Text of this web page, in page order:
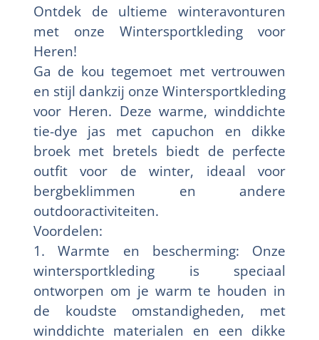
Ontdek de ultieme winteravonturen
met onze Wintersportkleding voor
Heren!
Ga de kou tegemoet met vertrouwen
en stijl dankzij onze Wintersportkleding
voor Heren. Deze warme, winddichte
tie-dye jas met capuchon en dikke
broek met bretels biedt de perfecte
outfit voor de winter, ideaal voor
bergbeklimmen en andere
outdooractiviteiten.
Voordelen:
1. Warmte en bescherming: Onze
wintersportkleding is speciaal
ontworpen om je warm te houden in
de koudste omstandigheden, met
winddichte materialen en een dikke